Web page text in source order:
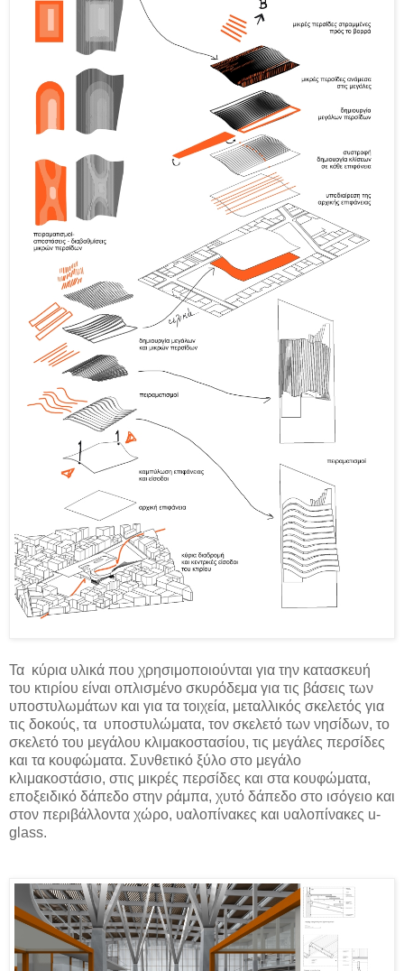
Τα κύρια υλικά που χρησιμοποιούνται για την κατασκευή
του κτιρίου είναι οπλισμένο σκυρόδεμα για τις βάσεις των
υποστυλωμάτων και για τα τοιχεία, μεταλλικός σκελετός για
τις δοκούς, τα υποστυλώματα, τον σκελετό των νησίδων, το
σκελετό του μεγάλου κλιμακοστασίου, τις μεγάλες περσίδες
και τα κουφώματα. Συνθετικό ξύλο στο μεγάλο
κλιμακοστάσιο, στις μικρές περσίδες και στα κουφώματα,
εποξειδικό δάπεδο στην ράμπα, χυτό δάπεδο στο ισόγειο και
στον περιβάλλοντα χώρο, υαλοπίνακες και υαλοπίνακες u-
glass.